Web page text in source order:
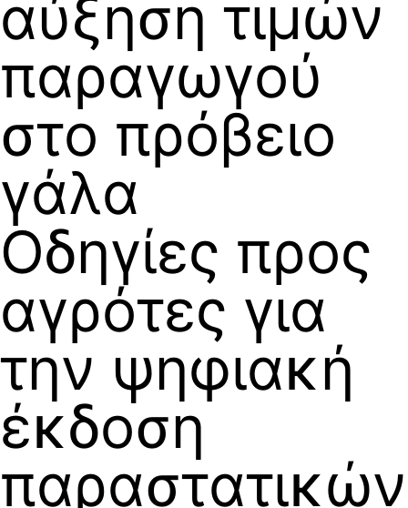
αύξηση τιμών
παραγωγού
στο πρόβειο
γάλα
Οδηγίες προς
αγρότες για
την ψηφιακή
έκδοση
παραστατικών